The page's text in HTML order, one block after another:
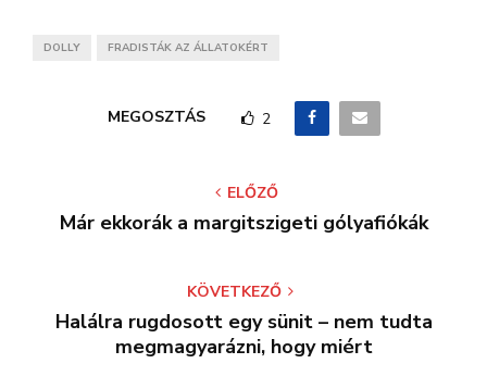
DOLLY FRADISTÁK AZ ÁLLATOKÉRT
MEGOSZTÁS 2
ELŐZŐ
Már ekkorák a margitszigeti gólyafiókák
KÖVETKEZŐ
Halálra rugdosott egy sünit – nem tudta
megmagyarázni, hogy miért